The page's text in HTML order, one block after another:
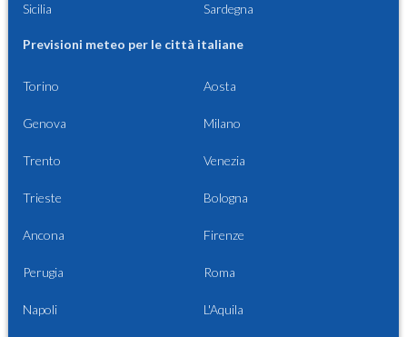
Sicilia Sardegna
Previsioni meteo per le città italiane
Torino Aosta
Genova Milano
Trento Venezia
Trieste Bologna
Ancona Firenze
Perugia Roma
Napoli L'Aquila